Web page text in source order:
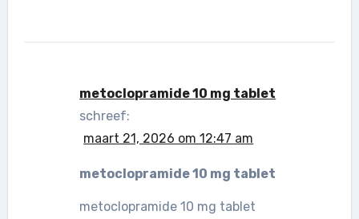
metoclopramide 10 mg tablet
schreef:
maart 21, 2026 om 12:47 am
metoclopramide 10 mg tablet
metoclopramide 10 mg tablet